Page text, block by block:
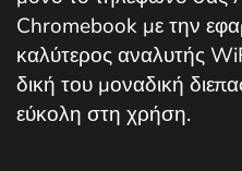
Chromebook με την
καλύτερος αναλυτής
δική του μοναδική
εύκολη στη χρήση.